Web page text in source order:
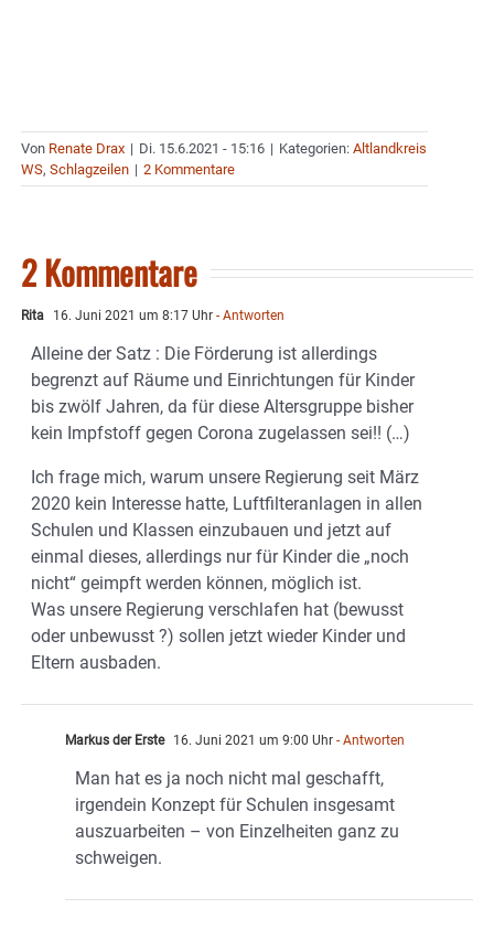
Von Renate Drax | Di. 15.6.2021 - 15:16 | Kategorien: Altlandkreis
WS, Schlagzeilen | 2 Kommentare
2 Kommentare
Rita 16. Juni 2021 um 8:17 Uhr - Antworten
Alleine der Satz : Die Förderung ist allerdings
begrenzt auf Räume und Einrichtungen für Kinder
bis zwölf Jahren, da für diese Altersgruppe bisher
kein Impfstoff gegen Corona zugelassen sei!! (…)
Ich frage mich, warum unsere Regierung seit März
2020 kein Interesse hatte, Luftfilteranlagen in allen
Schulen und Klassen einzubauen und jetzt auf
einmal dieses, allerdings nur für Kinder die „noch
nicht“ geimpft werden können, möglich ist.
Was unsere Regierung verschlafen hat (bewusst
oder unbewusst ?) sollen jetzt wieder Kinder und
Eltern ausbaden.
Markus der Erste 16. Juni 2021 um 9:00 Uhr - Antworten
Man hat es ja noch nicht mal geschafft,
irgendein Konzept für Schulen insgesamt
auszuarbeiten – von Einzelheiten ganz zu
schweigen.